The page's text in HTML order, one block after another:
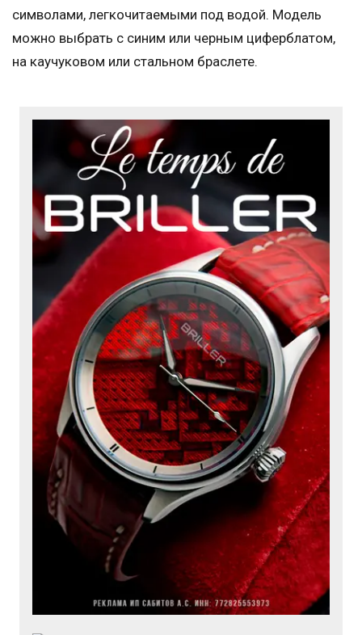
символами, легкочитаемыми под водой. Модель
можно выбрать с синим или черным циферблатом,
на каучуковом или стальном браслете.